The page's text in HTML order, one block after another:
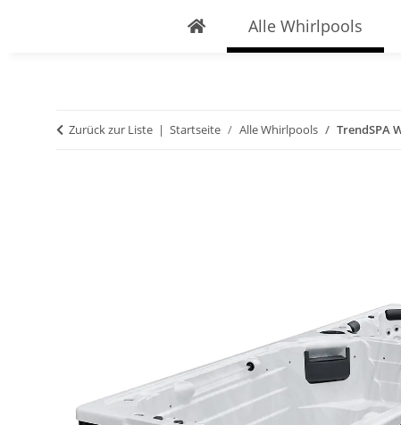
Alle Whirlpools
Zurück zur Liste Startseite Alle Whirlpools TrendSPA